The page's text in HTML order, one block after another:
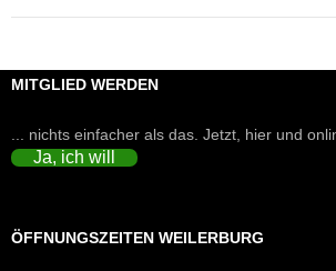
MITGLIED WERDEN
... nichts einfacher als das. Jetzt, hier und
Ja, ich will
ÖFFNUNGSZEITEN WEILERBURG